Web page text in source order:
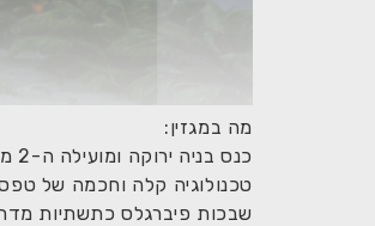
מה במגזין:
כנס בניה ירוקה ומועילה ה-2 מתקרב בצעדי ענק – 13.2.25;
טכנולוגיה קלה וחכמה של
שבכות פיברגלס כתשתיות